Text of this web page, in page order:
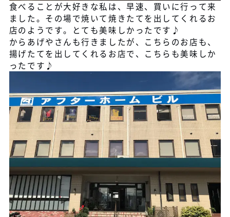
食べることが大好きな私は、早速、買いに行って来
ました。その場で焼いて焼きたてを出してくれるお
店のようです。とても美味しかったです♪
からあげやさんも行きましたが、こちらのお店も、
揚げたてを出してくれるお店で、こちらも美味しか
ったです♪